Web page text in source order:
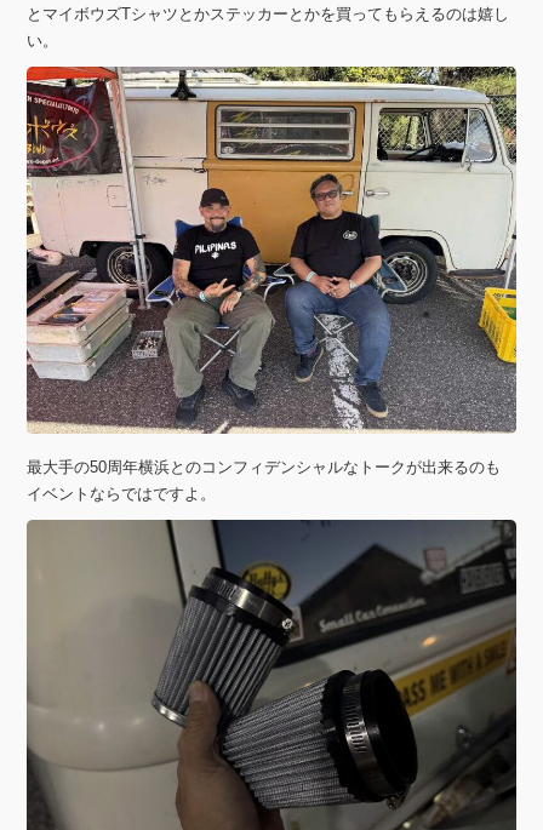
とマイボウズTシャツとかステッカーとかを買ってもらえるのは嬉し
い。
最大手の50周年横浜とのコンフィデンシャルなトークが出来るのも
イベントならではですよ。